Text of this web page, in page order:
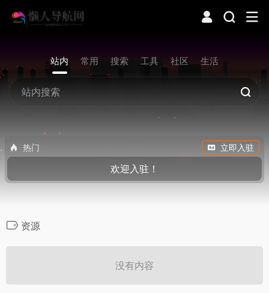
站内 常用 搜索 工具 社区 生活
热门 立即入驻
欢迎入驻！
资源
没有内容